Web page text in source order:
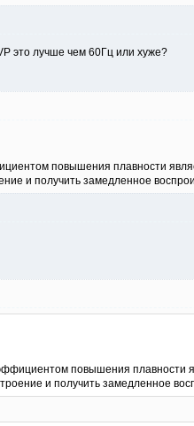
это лучше чем 60Гц или хуже?
повышения плавности
и получить замедленное
повышения плавности
и получить замедленное